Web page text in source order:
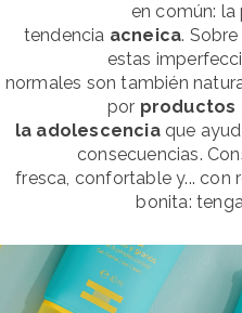
en común: la
tendencia acneica.
estas
normales son también
por productos
la adolescenciaque
consecuencias.
fresca, confortable y... con
bonita: